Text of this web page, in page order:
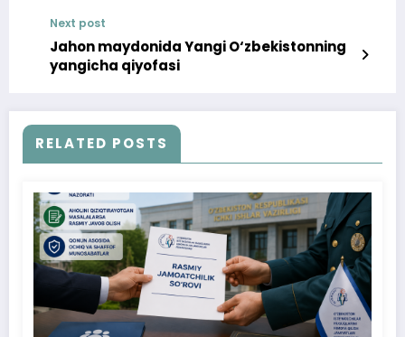
Next post
Jahon maydonida Yangi O‘zbekistonning
yangicha qiyofasi
RELATED POSTS